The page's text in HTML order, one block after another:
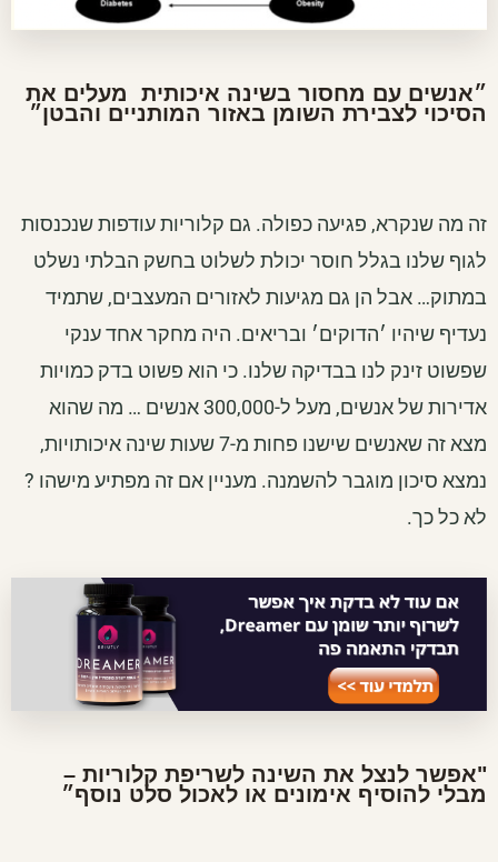
״אנשים עם מחסור בשינה איכותית מעלים את
הסיכוי לצבירת השומן באזור המותניים והבטן״
זה מה שנקרא, פגיעה כפולה. גם קלוריות עודפות שנכנסות
לגוף שלנו בגלל חוסר יכולת לשלוט בחשק הבלתי נשלט
במתוק… אבל הן גם מגיעות לאזורים המעצבים, שתמיד
נעדיף שיהיו ׳הדוקים׳ ובריאים. היה מחקר אחד ענקי
שפשוט זינק לנו בבדיקה שלנו. כי הוא פשוט בדק כמויות
אדירות של אנשים, מעל ל-300,000 אנשים … מה שהוא
מצא זה שאנשים שישנו פחות מ-7 שעות שינה איכותויות,
נמצא סיכון מוגבר להשמנה. מעניין אם זה מפתיע מישהו ?
לא כל כך.
"אפשר לנצל את השינה לשריפת קלוריות –
מבלי להוסיף אימונים או לאכול סלט נוסף״